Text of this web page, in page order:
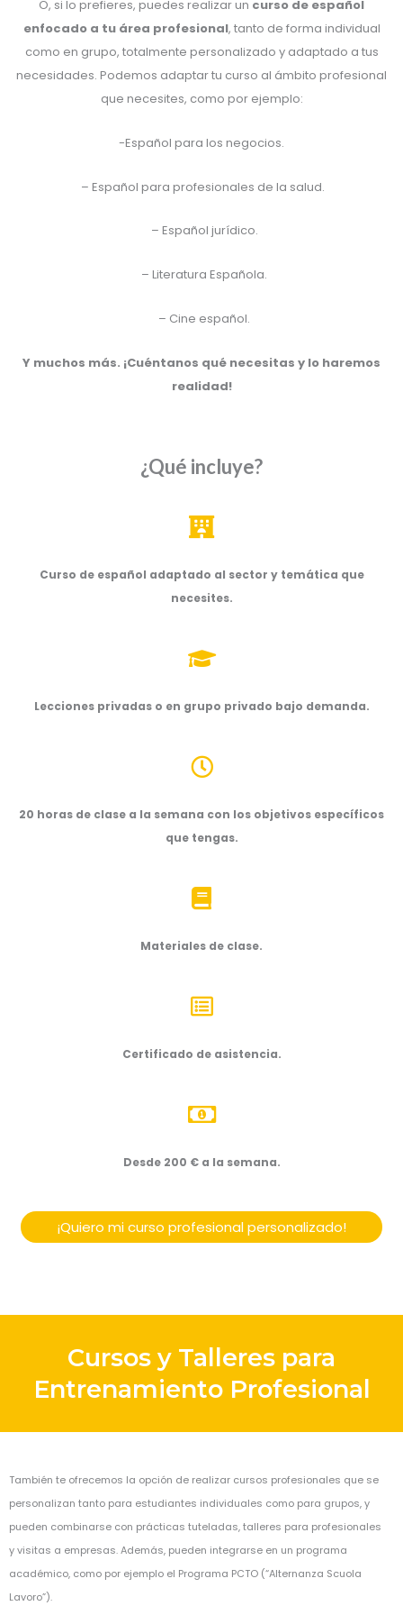
O, si lo prefieres, puedes realizar un curso de español
enfocado a tu área profesional, tanto de forma individual
como en grupo, totalmente personalizado y adaptado a tus
necesidades. Podemos adaptar tu curso al ámbito profesional
que necesites, como por ejemplo:
-Español para los negocios.
– Español para profesionales de la salud.
– Español jurídico.
– Literatura Española.
– Cine español.
Y muchos más. ¡Cuéntanos qué necesitas y lo haremos
realidad!
¿Qué incluye?
Curso de español adaptado al sector y temática que
necesites.
Lecciones privadas o en grupo privado bajo demanda.
20 horas de clase a la semana con los objetivos específicos
que tengas.
Materiales de clase.
Certificado de asistencia.
Desde 200 € a la semana.
¡Quiero mi curso profesional personalizado!
Cursos y Talleres para
Entrenamiento Profesional
También te ofrecemos la opción de realizar cursos profesionales que se
personalizan tanto para estudiantes individuales como para grupos, y
pueden combinarse con prácticas tuteladas, talleres para profesionales
y visitas a empresas. Además, pueden integrarse en un programa
académico, como por ejemplo el Programa PCTO (“Alternanza Scuola
Lavoro”).